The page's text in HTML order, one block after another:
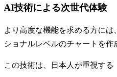
AI技術による次世代体験
より高度な機能を求める方に
ショナルレベルのチャートを作
この技術は、日本人が重視する